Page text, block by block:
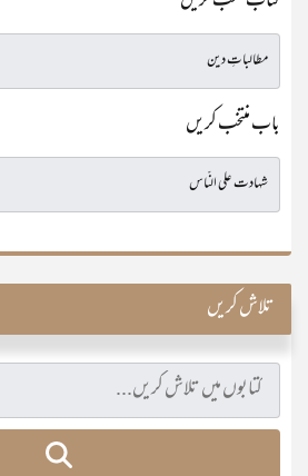
باب منتخب کریں
تلاش کریں